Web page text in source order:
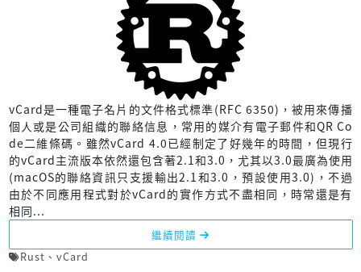
vCard是一種電子名片的文件格式標準(RFC 6350)，被用來傳播
個人或是公司組織的聯絡信息，常用的媒介有電子郵件和QR Co
de二維條碼。雖然vCard 4.0已經制定了好幾年的時間，但現行
的vCard主流版本依然還包含著2.1和3.0，尤其以3.0最廣為使用
(macOS的聯絡資訊只支援輸出2.1和3.0，預設使用3.0)，不過
由於不同應用程式對於vCard的實作方式不盡相同，時常還是有
相同...
繼續閱讀
Rust 、 vCard